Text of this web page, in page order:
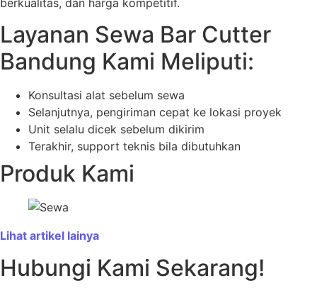
Layanan Sewa Bar Cutter
Bandung Kami Meliputi:
Konsultasi alat sebelum sewa
Selanjutnya, pengiriman cepat ke lokasi proyek
Unit selalu dicek sebelum dikirim
Terakhir, support teknis bila dibutuhkan
Produk Kami
Lihat artikel lainya
Hubungi Kami Sekarang!